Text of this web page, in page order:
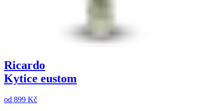
Ricardo
Kytice eustom
od 899 Kč